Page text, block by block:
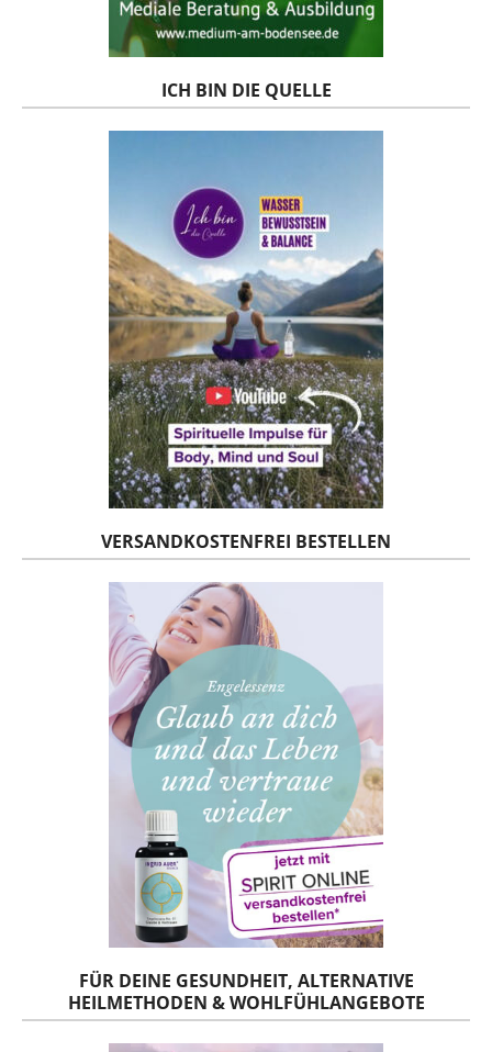
ICH BIN DIE QUELLE
VERSANDKOSTENFREI BESTELLEN
FÜR DEINE GESUNDHEIT, ALTERNATIVE
HEILMETHODEN & WOHLFÜHLANGEBOTE